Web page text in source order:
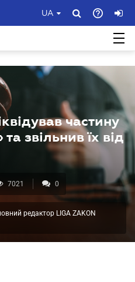
UA
частину
звільнив їх від
7021 0
редактор LIGA ZAKON